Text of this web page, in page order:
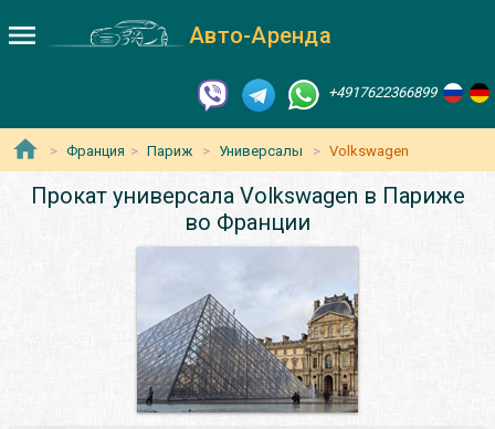
Авто-Аренда
+4917622366899
Франция Париж Универсалы Volkswagen
Прокат универсала Volkswagen в Париже
во Франции